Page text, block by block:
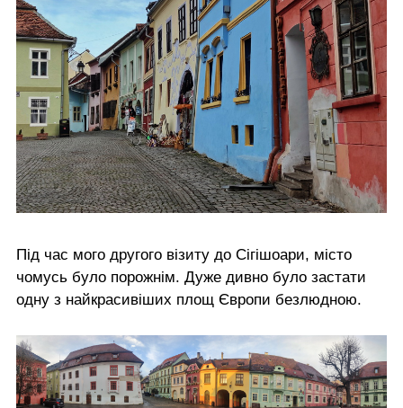
Під час мого другого візиту до Сігішоари, місто
чомусь було порожнім. Дуже дивно було застати
одну з найкрасивіших площ Європи безлюдною.